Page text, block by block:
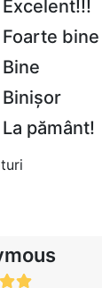
Excelent!!!
Foarte bine
Bine
Binișor
La pământ!